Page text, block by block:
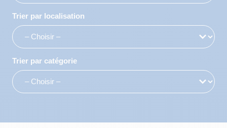
Trier par localisation
Trier par catégorie